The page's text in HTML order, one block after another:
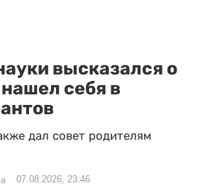
высказался о
себя в
дал совет родителям
07.08.2026, 23:46